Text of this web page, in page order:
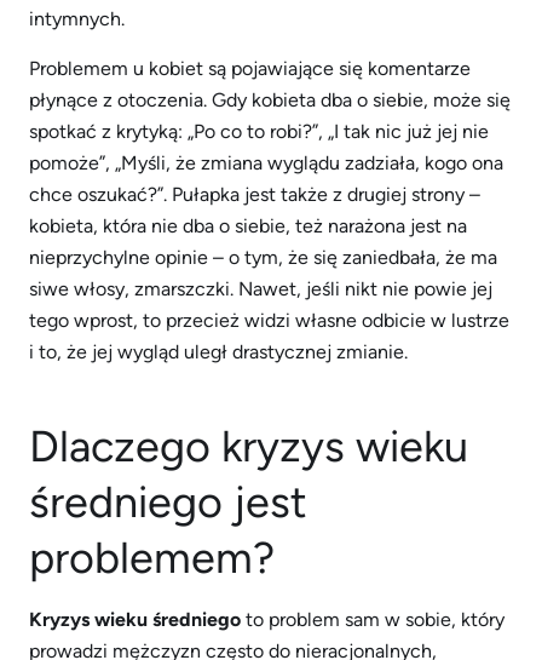
intymnych.
Problemem u kobiet są pojawiające się komentarze
płynące z otoczenia. Gdy kobieta dba o siebie, może się
spotkać z krytyką: „Po co to robi?”, „I tak nic już jej nie
pomoże”, „Myśli, że zmiana wyglądu zadziała, kogo ona
chce oszukać?”. Pułapka jest także z drugiej strony –
kobieta, która nie dba o siebie, też narażona jest na
nieprzychylne opinie – o tym, że się zaniedbała, że ma
siwe włosy, zmarszczki. Nawet, jeśli nikt nie powie jej
tego wprost, to przecież widzi własne odbicie w lustrze
i to, że jej wygląd uległ drastycznej zmianie.
Dlaczego kryzys wieku
średniego jest
problemem?
Kryzys wieku średniego to problem sam w sobie, który
prowadzi mężczyzn często do nieracjonalnych,